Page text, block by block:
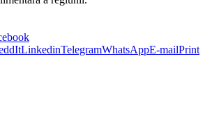
LinkedinTelegramWhatsAppE-mailPrint